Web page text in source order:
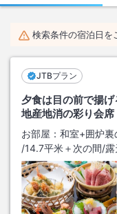
検索条件の宿泊日を
JTBプラン
夕食は目の前で揚
地産地消の彩り会席
お部屋： 和室+囲炉
/14.7平米＋次の間/露